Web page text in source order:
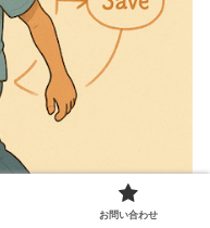
お問い合わせ